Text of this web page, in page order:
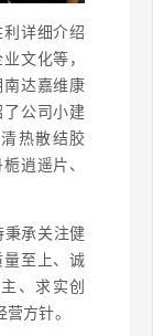
详细介绍
文化等，
达嘉维康
公司小建
热散结胶
逍遥片、
秉承关注健
至上、诚
、求实创
方针。